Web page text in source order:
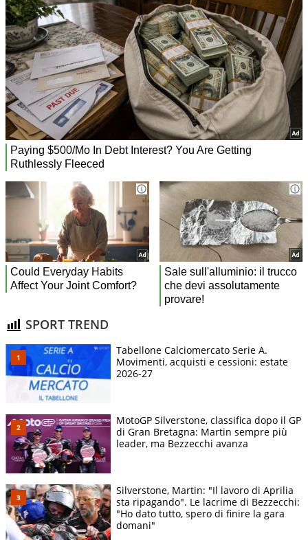
SPORT TREND
Tabellone Calciomercato Serie A.
Movimenti, acquisti e cessioni: estate
2026-27
MotoGP Silverstone, classifica dopo il GP
di Gran Bretagna: Martin sempre più
leader, ma Bezzecchi avanza
Silverstone, Martin: "Il lavoro di Aprilia
sta ripagando". Le lacrime di Bezzecchi:
"Ho dato tutto, spero di finire la gara
domani"